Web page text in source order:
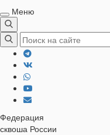
Меню
Федерация
сквоша России